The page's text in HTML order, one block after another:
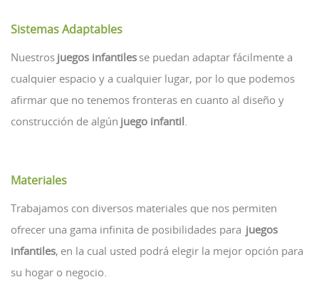
Sistemas Adaptables
Nuestros juegos infantiles se puedan adaptar fácilmente a
cualquier espacio y a cualquier lugar, por lo que podemos
afirmar que no tenemos fronteras en cuanto al diseño y
construcción de algún juego infantil.
Materiales
Trabajamos con diversos materiales que nos permiten
ofrecer una gama infinita de posibilidades para juegos
infantiles, en la cual usted podrá elegir la mejor opción para
su hogar o negocio.